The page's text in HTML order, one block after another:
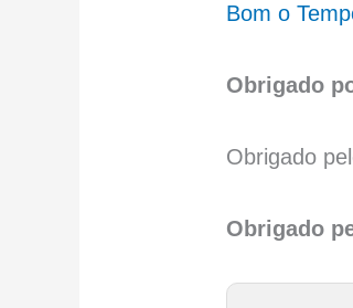
Bom o
Obrigado
Obrigado
Obrigado